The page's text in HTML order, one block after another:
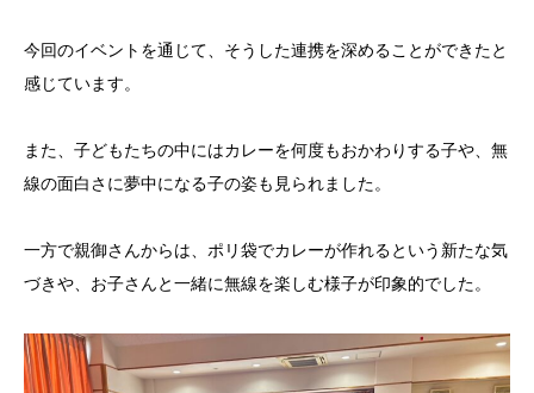
今回のイベントを通じて、そうした連携を深めることができたと
感じています。
また、子どもたちの中にはカレーを何度もおかわりする子や、無
線の面白さに夢中になる子の姿も見られました。
一方で親御さんからは、ポリ袋でカレーが作れるという新たな気
づきや、お子さんと一緒に無線を楽しむ様子が印象的でした。